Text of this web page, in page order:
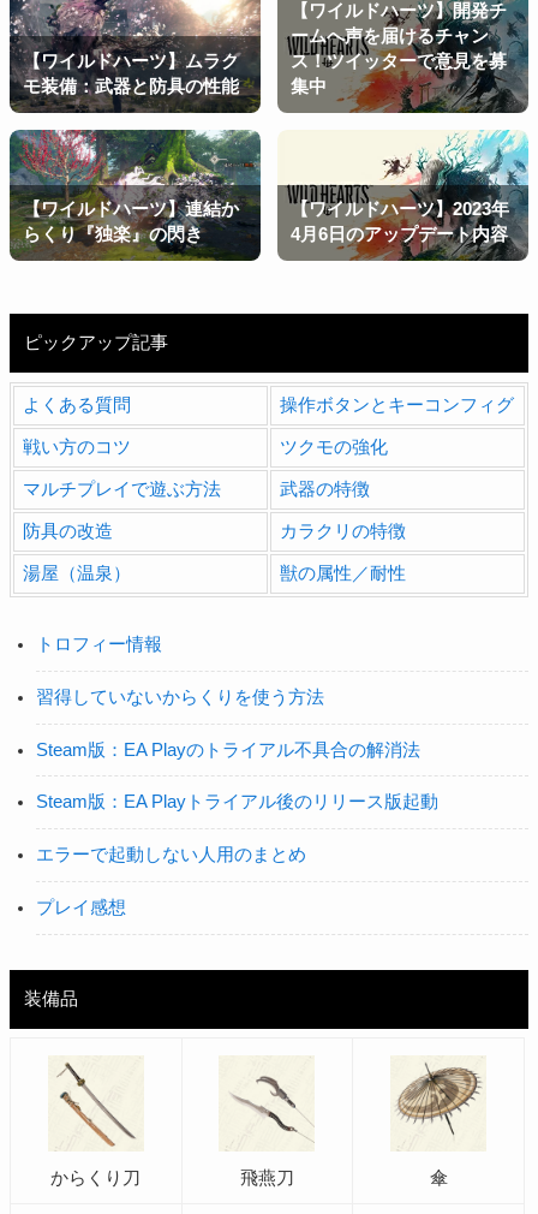
【ワイルドハーツ】ムラク
モ装備：武器と防具の性能
【ワイルドハーツ】開発チ
ームへ声を届けるチャン
ス！ツイッターで意見を募
集中
【ワイルドハーツ】連結か
らくり『独楽』の閃き
【ワイルドハーツ】2023年
4月6日のアップデート内容
ピックアップ記事
よくある質問 操作ボタンとキーコンフィグ
戦い方のコツ ツクモの強化
マルチプレイで遊ぶ方法 武器の特徴
防具の改造 カラクリの特徴
湯屋（温泉） 獣の属性／耐性
トロフィー情報
習得していないからくりを使う方法
Steam版：EA Playのトライアル不具合の解消法
Steam版：EA Playトライアル後のリリース版起動
エラーで起動しない人用のまとめ
プレイ感想
装備品
からくり刀 飛燕刀 傘